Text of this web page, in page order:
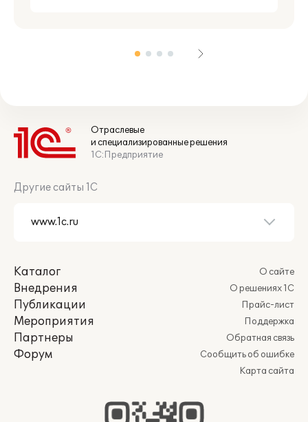
Отраслевые
и специализированные решения
1С:Предприятие
Другие сайты 1С
Каталог
Внедрения
Публикации
Мероприятия
Партнеры
Форум
О сайте
О решениях 1С
Прайс-лист
Поддержка
Обратная связь
Сообщить об ошибке
Карта сайта